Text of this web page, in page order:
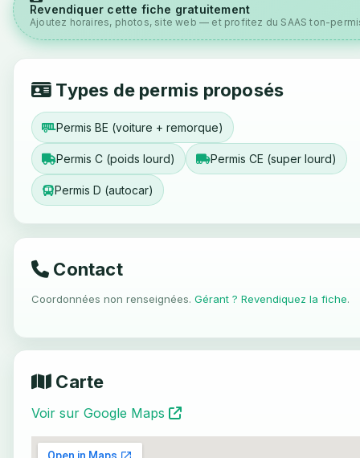
Revendiquer cette fiche gratuitement
Ajoutez horaires, photos, site web — et profitez du SAAS ton-
Types de permis proposés
Permis BE (voiture + remorque)
Permis C (poids lourd) Permis CE (super lourd)
Permis D (autocar)
Contact
Coordonnées non renseignées. Gérant ? Revendiquez la fiche.
Carte
Voir sur Google Maps